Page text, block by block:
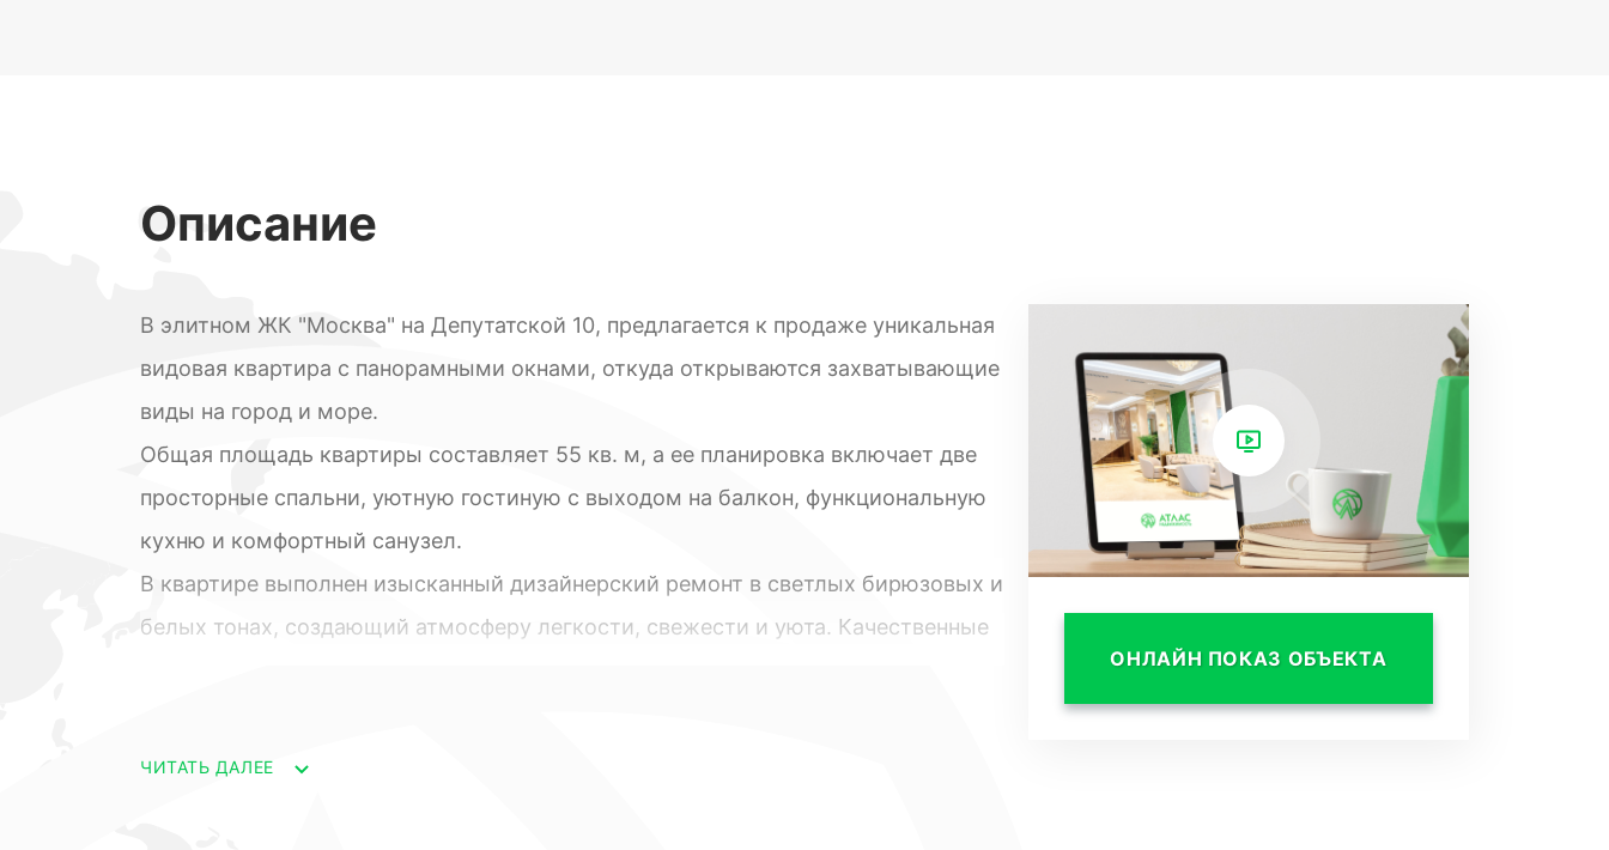
Описание
В элитном ЖК "Москва" на Депутатской 10, предлагается к продаже уникальная
видовая квартира с панорамными окнами, откуда открываются захватывающие
виды на город и море.
Общая площадь квартиры составляет 55 кв. м, а ее планировка включает две
просторные спальни, уютную гостиную с выходом на балкон, функциональную
кухню и комфортный санузел.
В квартире выполнен изысканный дизайнерский ремонт в светлых бирюзовых и
белых тонах, создающий атмосферу легкости, свежести и уюта. Качественные
ЖК "Москва" расположен в престижном районе Сочи Светлана, где
ЧИТАТЬ ДАЛЕЕ
ОНЛАЙН ПОКАЗ ОБЪЕКТА